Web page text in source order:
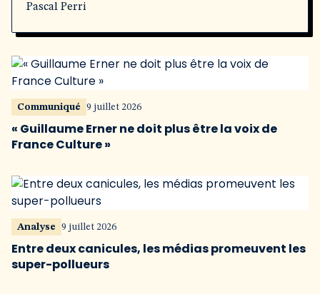
Pascal Perri
Communiqué 9 juillet 2026
« Guillaume Erner ne doit plus être la voix de
France Culture »
Analyse 9 juillet 2026
Entre deux canicules, les médias promeuvent les
super-pollueurs